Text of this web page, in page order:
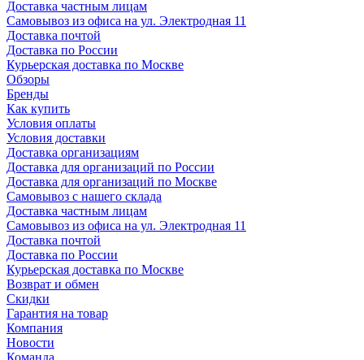
Доставка частным лицам
Самовывоз из офиса на ул. Электродная 11
Доставка почтой
Доставка по России
Курьерская доставка по Москве
Обзоры
Бренды
Как купить
Условия оплаты
Условия доставки
Доставка организациям
Доставка для организаций по России
Доставка для организаций по Москве
Самовывоз с нашего склада
Доставка частным лицам
Самовывоз из офиса на ул. Электродная 11
Доставка почтой
Доставка по России
Курьерская доставка по Москве
Возврат и обмен
Скидки
Гарантия на товар
Компания
Новости
Команда